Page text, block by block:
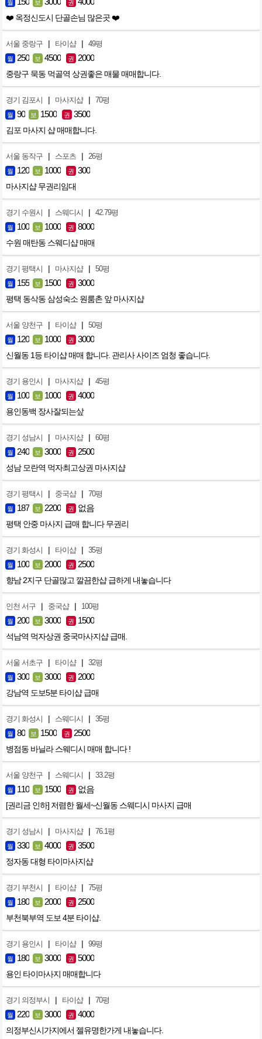
월 보 권
❤️ 옥정신도시 단골손님 많은곳 ❤️
서울 중랑구 | 타이샵 | 49평
월 250 보 4500 권 2000
중랑구 묵동 먹골역 상권좋은 매물 매매합니다.
경기 김포시 | 마사지샵 | 70평
월 90 보 1500 권 3500
김포 마사지 샵 매매합니다.
서울 동작구 | 스포츠 | 26평
월 120 보 1000 권 300
마사지샵 무권리임대
경기 수원시 | 스웨디시 | 42.79평
월 100 보 1000 권 8000
수원 매탄동 스웨디샵 매매
경기 평택시 | 마사지샵 | 50평
월 155 보 1500 권 3000
평택 동삭동 삼성숙소 원룸촌 앞 마사지샵
서울 양천구 | 타이샵 | 50평
월 120 보 1000 권 3000
신월동 1등 타이샵 매매 합니다. 관리사 사이즈 엄청 좋습니다.
경기 용인시 | 마사지샵 | 45평
월 100 보 1000 권 4000
용인동백 장사잘되는샆
경기 성남시 | 마사지샵 | 60평
월 240 보 3000 권 2500
성남 모란역 먹자최고상권 마사지샵
경기 평택시 | 중국샵 | 70평
월 187 보 2200 권 없음
평택 안중 마사지 급매 합니다 무권리
경기 화성시 | 타이샵 | 35평
월 100 보 2000 권 2500
향남 2지구 단골많고 깔끔한샵 급하게 내놓습니다
인천 서구 | 중국샵 | 100평
월 200 보 3000 권 1500
석남역 먹자상권 중국마사지샵 급매.
서울 서초구 | 타이샵 | 32평
월 300 보 3000 권 2000
강남역 도보5분 타이샵 급매
경기 화성시 | 스웨디시 | 35평
월 80 보 1500 권 2500
병점동 바닐라 스웨디시 매매 합니다 !
서울 양천구 | 스웨디시 | 33.2평
월 110 보 1500 권 없음
[권리금 인하] 저렴한 월세~신월동 스웨디시 마사지 급매
경기 성남시 | 마사지샵 | 76.1평
월 330 보 4000 권 3500
정자동 대형 타이마사지샵
경기 부천시 | 타이샵 | 75평
월 180 보 2000 권 2500
부천북부역 도보 4분 타이샵.
경기 용인시 | 타이샵 | 99평
월 180 보 3000 권 5000
용인 타이마사지 매매합니다
경기 의정부시 | 타이샵 | 70평
월 220 보 3000 권 4000
의정부신시가지에서 젤유명한가게 내놓습니다.